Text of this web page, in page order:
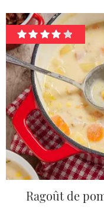
Ragoût de